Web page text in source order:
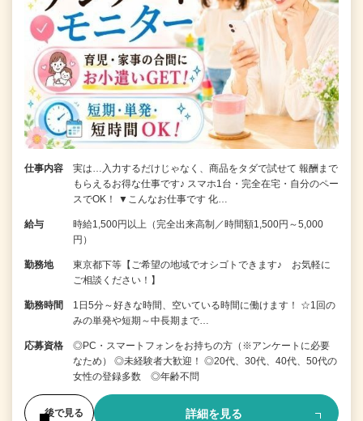
仕事内容
実は…入力するだけじゃなく、商品をタダで試せて 報酬まで
もらえるお得な仕事です♪ スマホ1台・完全在宅・自分のペー
スでOK！ ▼こんなお仕事です 化…
給与
時給1,500円以上（完全出来高制／時間額1,500円～5,000
円）
勤務地
東京都下等【ご希望の地域でオシゴトできます♪ お気軽に
ご相談ください！】
勤務時間
1日5分～好きな時間、空いている時間に働けます！ ☆1回の
みの単発や短期～中長期まで…
応募資格
◎PC・スマートフォンをお持ちの方（※アンケートに必要
なため） ◎未経験者大歓迎！ ◎20代、30代、40代、50代の
女性の登録多数 ◎年齢不問
後で見る 詳細を見る